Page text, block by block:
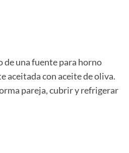
de una fuente para horno
aceitada con aceite de oliva.
pareja, cubrir y refrigerar